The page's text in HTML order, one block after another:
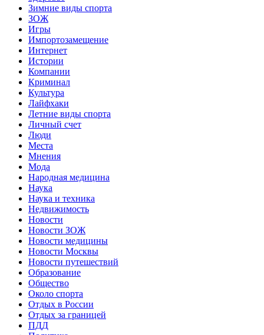
Зимние виды спорта
ЗОЖ
Игры
Импортозамещение
Интернет
Истории
Компании
Криминал
Культура
Лайфхаки
Летние виды спорта
Личный счет
Люди
Места
Мнения
Мода
Народная медицина
Наука
Наука и техника
Недвижимость
Новости
Новости ЗОЖ
Новости медицины
Новости Москвы
Новости путешествий
Образование
Общество
Около спорта
Отдых в России
Отдых за границей
ПДД